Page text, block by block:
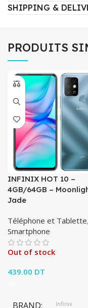
SHIPPING &
PRODUITS
INFINIX HOT 10 –
4GB/64GB –
Jade
Téléphone et Tablette,
Smartphone
Out of stock
439.00 DT
BRAND Infinix